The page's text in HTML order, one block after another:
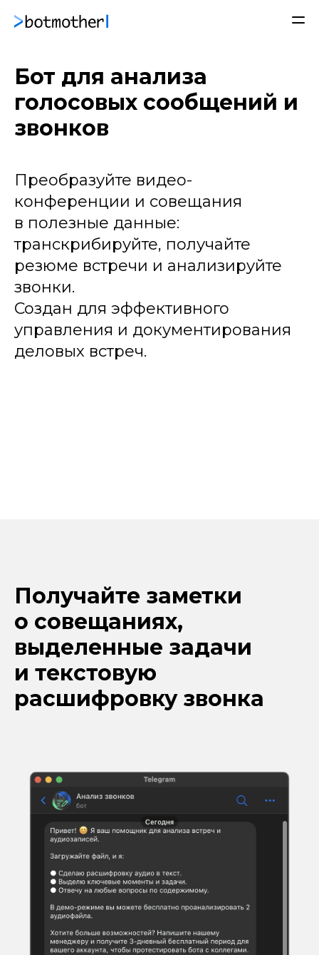
Бот для анализа
голосовых сообщений и
звонков
Преобразуйте видео-
конференции и совещания
в полезные данные:
транскрибируйте, получайте
резюме встречи и анализируйте
звонки.
Создан для эффективного
управления и документирования
деловых встреч.
Подключить бота
Получайте заметки
о совещаниях,
выделенные задачи
и текстовую
расшифровку звонка